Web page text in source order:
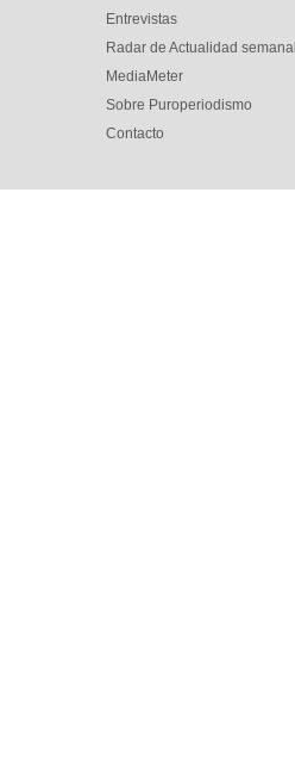
Entrevistas
Radar de Actualidad semanal
MediaMeter
Sobre Puroperiodismo
Contacto